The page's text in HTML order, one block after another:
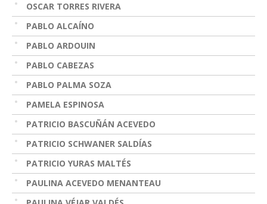
OSCAR TORRES RIVERA
PABLO ALCAÍNO
PABLO ARDOUIN
PABLO CABEZAS
PABLO PALMA SOZA
PAMELA ESPINOSA
PATRICIO BASCUÑÁN ACEVEDO
PATRICIO SCHWANER SALDÍAS
PATRICIO YURAS MALTÉS
PAULINA ACEVEDO MENANTEAU